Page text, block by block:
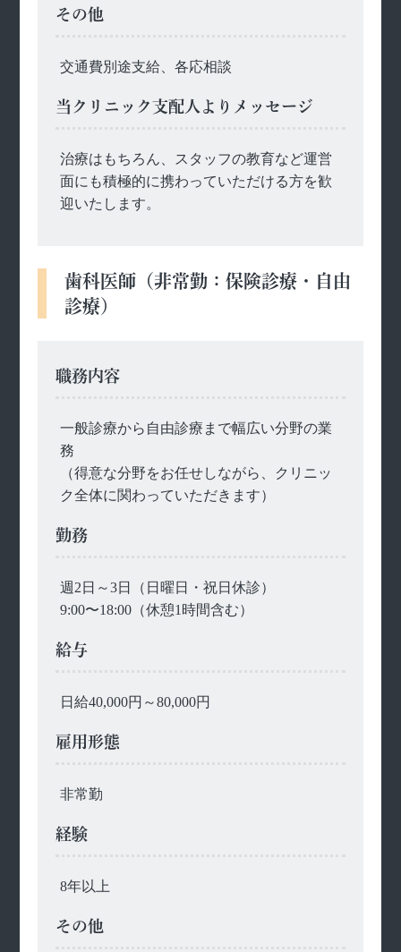
その他
交通費別途支給、各応相談
当クリニック支配人よりメッセージ
治療はもちろん、スタッフの教育など運営
面にも積極的に携わっていただける方を歓
迎いたします。
歯科医師（非常勤：保険診療・自由
診療）
職務内容
一般診療から自由診療まで幅広い分野の業
務
（得意な分野をお任せしながら、クリニッ
ク全体に関わっていただきます）
勤務
週2日～3日（日曜日・祝日休診）
9:00〜18:00（休憩1時間含む）
給与
日給40,000円～80,000円
雇用形態
非常勤
経験
8年以上
その他